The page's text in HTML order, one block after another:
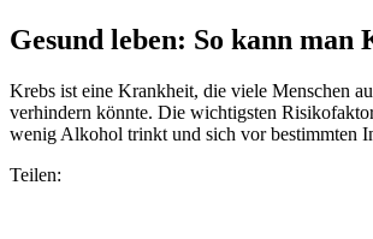
Gesund leben: So kann man
Krebs ist eine Krankheit, die viele Menschen
verhindern könnte. Die wichtigsten
wenig Alkohol trinkt und sich vor bestimmten
Teilen: